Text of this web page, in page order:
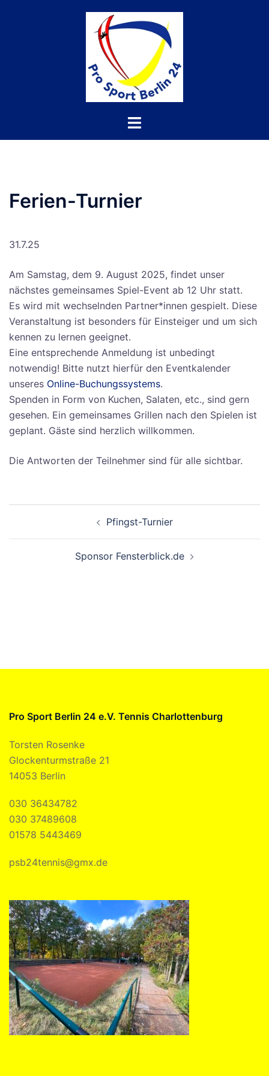
Ferien-Turnier
31.7.25
Am Samstag, dem 9. August 2025, findet unser
nächstes gemeinsames Spiel-Event ab 12 Uhr statt.
Es wird mit wechselnden Partner*innen gespielt. Diese
Veranstaltung ist besonders für Einsteiger und um sich
kennen zu lernen geeignet.
Eine entsprechende Anmeldung ist unbedingt
notwendig! Bitte nutzt hierfür den Eventkalender
unseres Online-Buchungssystems.
Spenden in Form von Kuchen, Salaten, etc., sind gern
gesehen. Ein gemeinsames Grillen nach den Spielen ist
geplant. Gäste sind herzlich willkommen.
Die Antworten der Teilnehmer sind für alle sichtbar.
Pfingst-Turnier
Sponsor Fensterblick.de
Pro Sport Berlin 24 e.V. Tennis Charlottenburg
Torsten Rosenke
Glockenturmstraße 21
14053 Berlin
030 36434782
030 37489608
01578 5443469
psb24tennis@gmx.de